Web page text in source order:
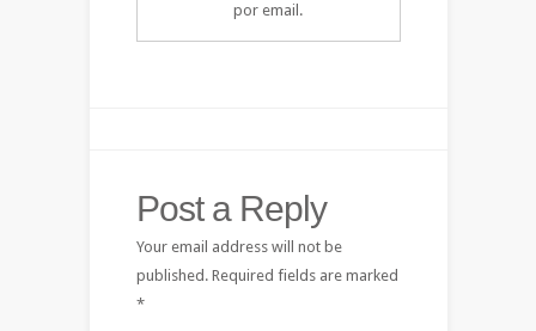
por email.
Post a Reply
Your email address will not be
published. Required fields are marked
*